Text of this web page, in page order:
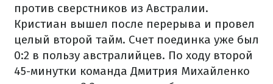
против сверстников из Австралии.
Кристиан вышел после перерыва и провел
целый второй тайм. Счет поединка уже был
0:2 в пользу австралийцев. По ходу второй
45-минутки команда Дмитрия Михайленко